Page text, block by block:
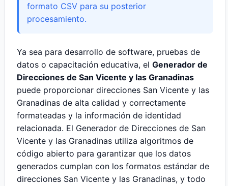
formato CSV para su posterior
procesamiento.
Ya sea para desarrollo de software, pruebas de
datos o capacitación educativa, el Generador de
Direcciones de San Vicente y las Granadinas
puede proporcionar direcciones San Vicente y las
Granadinas de alta calidad y correctamente
formateadas y la información de identidad
relacionada. El Generador de Direcciones de San
Vicente y las Granadinas utiliza algoritmos de
código abierto para garantizar que los datos
generados cumplan con los formatos estándar de
direcciones San Vicente y las Granadinas, y todo